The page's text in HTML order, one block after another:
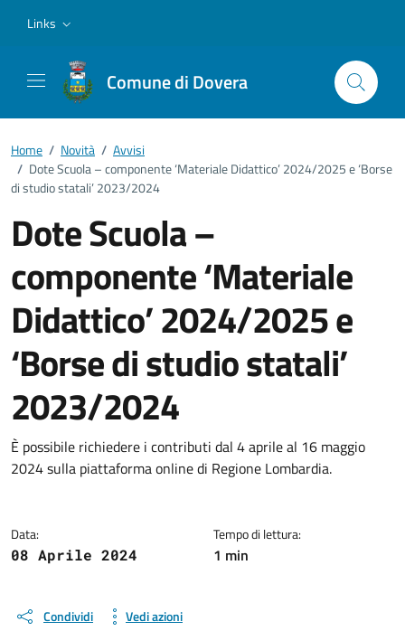
Links
Comune di Dovera
Home / Novità / Avvisi
/ Dote Scuola – componente ‘Materiale Didattico’ 2024/2025 e ‘Borse
di studio statali’ 2023/2024
Dote Scuola –
componente ‘Materiale
Didattico’ 2024/2025 e
‘Borse di studio statali’
2023/2024
Dettagli della notizia
È possibile richiedere i contributi dal 4 aprile al 16 maggio
2024 sulla piattaforma online di Regione Lombardia.
Data:
08 Aprile 2024
Tempo di lettura:
1 min
Condividi Vedi azioni